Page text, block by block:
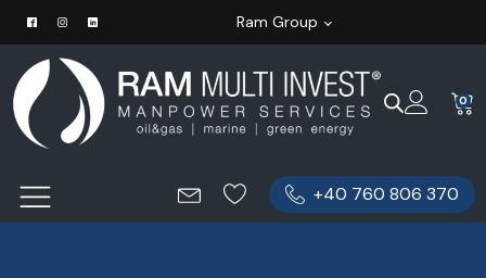
Ram Group
0
+40 760 806 370